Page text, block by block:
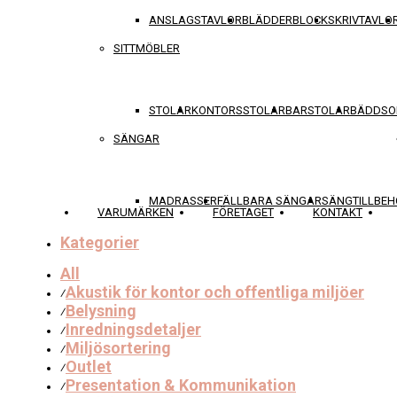
ANSLAGSTAVLORBLÄDDERBLOCK
SITTMÖBLER
STOLARKONTORSSTOLARBARSTOLAR
SÄNGAR
MADRASSERFÄLLBARA SÄNGAR
VARUMÄRKEN FÖRETAGET KONTAKT
Kategorier
All
⁄Akustik för kontor och offentliga miljöer
⁄Belysning
⁄Inredningsdetaljer
⁄Miljösortering
⁄Outlet
⁄Presentation & Kommunikation